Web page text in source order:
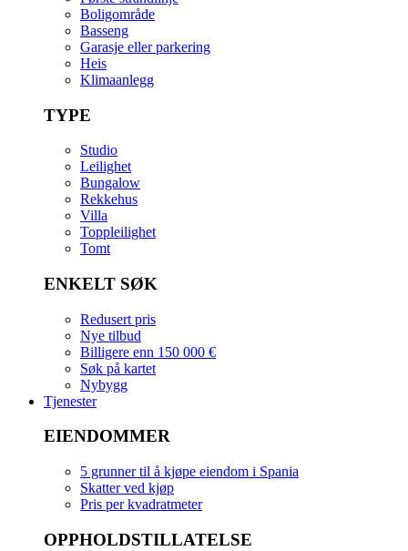
Boligområde
Basseng
Garasje eller parkering
Heis
Klimaanlegg
TYPE
Studio
Leilighet
Bungalow
Rekkehus
Villa
Toppleilighet
Tomt
ENKELT SØK
Redusert pris
Nye tilbud
Billigere enn 150 000 €
Søk på kartet
Nybygg
Tjenester
EIENDOMMER
5 grunner til å kjøpe eiendom i Spania
Skatter ved kjøp
Pris per kvadratmeter
OPPHOLDSTILLATELSE